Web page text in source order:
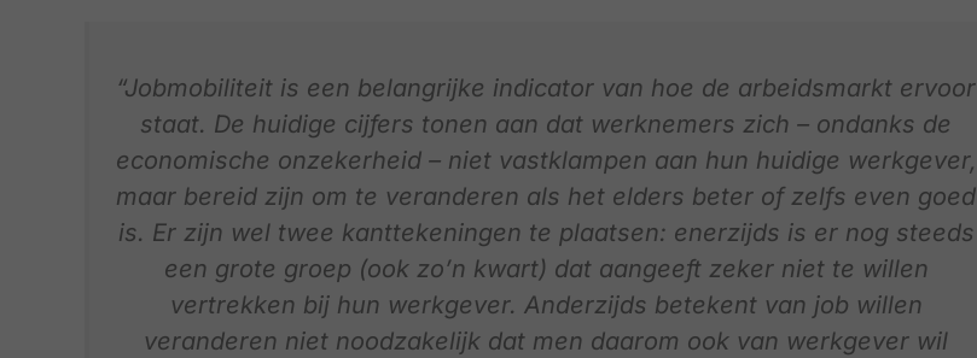
“Jobmobiliteit is een belangrijke indicator van hoe de arbeidsmarkt ervoor
staat. De huidige cijfers tonen aan dat werknemers zich – ondanks de
economische onzekerheid – niet vastklampen aan hun huidige werkgever,
maar bereid zijn om te veranderen als het elders beter of zelfs even goed
is. Er zijn wel twee kanttekeningen te plaatsen: enerzijds is er nog steeds
een grote groep (ook zo’n kwart) dat aangeeft zeker niet te willen
vertrekken bij hun werkgever. Anderzijds betekent van job willen
veranderen niet noodzakelijk dat men daarom ook van werkgever wil